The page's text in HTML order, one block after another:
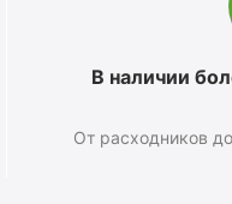
В наличии
От расходников